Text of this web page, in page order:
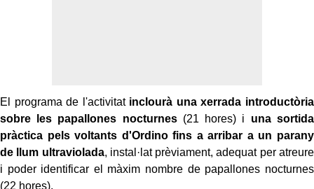
El programa de l'activitat inclourà una xerrada introductòria
sobre les papallones nocturnes(21 hores) i una sortida
pràctica pels voltants d'Ordino fins a arribar a un parany
de llum ultraviolada, instal·lat prèviament, adequat per atreure
i poder identificar el màxim nombre de papallones nocturnes
(22 hores).